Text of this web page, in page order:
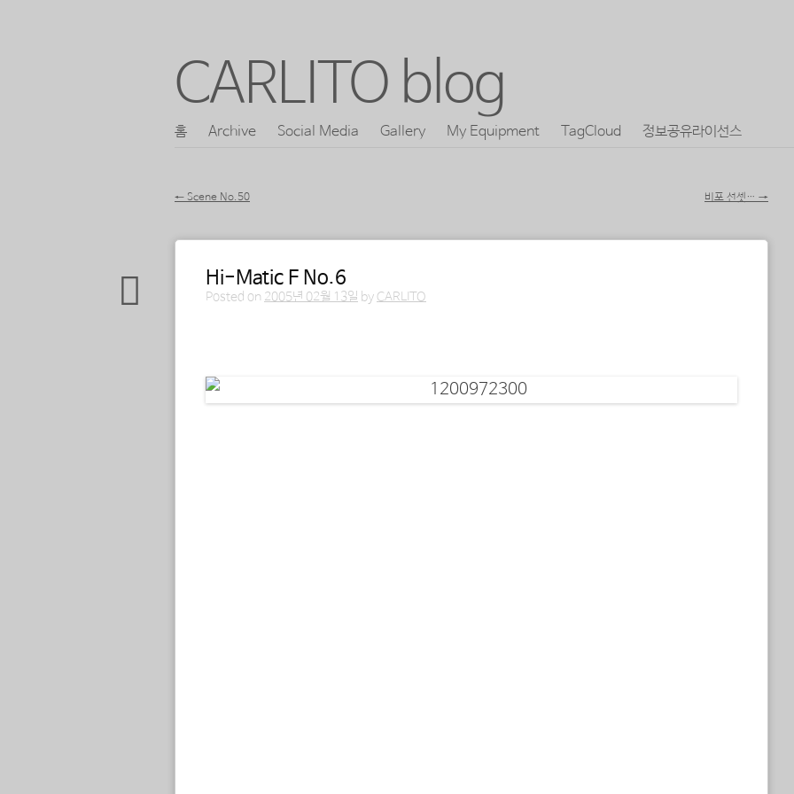
CARLITO blog
콘
바
홈 Archive Social Media Gallery My Equipment TagCloud 정보공유라이선스
포스트 내비게이션
← Scene No.50 비포 선셋… →
Hi-Matic F No.6
Posted on 2005년 02월 13일 by CARLITO